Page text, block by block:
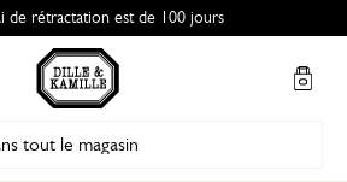
de rétractation est de 100 jours